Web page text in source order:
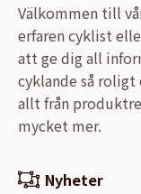
Välkommen till
erfaren cyklist
att ge dig all
cyklande så
allt från
mycket mer.
Nyheter